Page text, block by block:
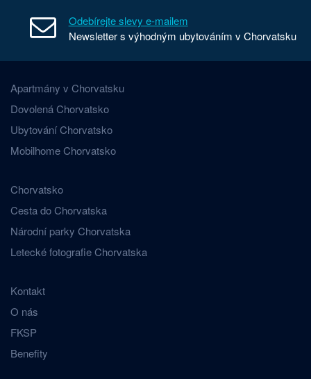
Odebírejte slevy e-mailem
Newsletter s výhodným ubytováním v Chorvatsku
Apartmány v Chorvatsku
Dovolená Chorvatsko
Ubytování Chorvatsko
Mobilhome Chorvatsko
Chorvatsko
Cesta do Chorvatska
Národní parky Chorvatska
Letecké fotografie Chorvatska
Kontakt
O nás
FKSP
Benefity